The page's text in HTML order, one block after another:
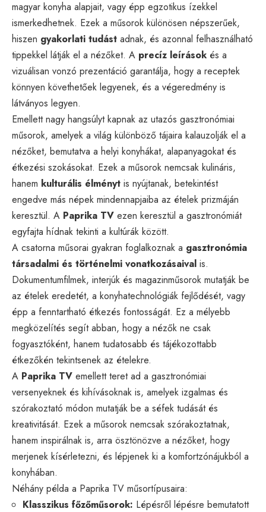
magyar konyha alapjait, vagy épp egzotikus ízekkel
ismerkedhetnek. Ezek a műsorok különösen népszerűek,
hiszen gyakorlati tudást adnak, és azonnal felhasználható
tippekkel látják el a nézőket. A precíz leírások és a
vizuálisan vonzó prezentáció garantálja, hogy a receptek
könnyen követhetőek legyenek, és a végeredmény is
látványos legyen.
Emellett nagy hangsúlyt kapnak az utazós gasztronómiai
műsorok, amelyek a világ különböző tájaira kalauzolják el a
nézőket, bemutatva a helyi konyhákat, alapanyagokat és
étkezési szokásokat. Ezek a műsorok nemcsak kulináris,
hanem kulturális élményt is nyújtanak, betekintést
engedve más népek mindennapjaiba az ételek prizmáján
keresztül. A Paprika TV ezen keresztül a gasztronómiát
egyfajta hídnak tekinti a kultúrák között.
A csatorna műsorai gyakran foglalkoznak a gasztronómia
társadalmi és történelmi vonatkozásaival is.
Dokumentumfilmek, interjúk és magazinműsorok mutatják be
az ételek eredetét, a konyhatechnológiák fejlődését, vagy
épp a fenntartható étkezés fontosságát. Ez a mélyebb
megközelítés segít abban, hogy a nézők ne csak
fogyasztóként, hanem tudatosabb és tájékozottabb
étkezőkén tekintsenek az ételekre.
A Paprika TV emellett teret ad a gasztronómiai
versenyeknek és kihívásoknak is, amelyek izgalmas és
szórakoztató módon mutatják be a séfek tudását és
kreativitását. Ezek a műsorok nemcsak szórakoztatnak,
hanem inspirálnak is, arra ösztönözve a nézőket, hogy
merjenek kísérletezni, és lépjenek ki a komfortzónájukból a
konyhában.
Néhány példa a Paprika TV műsortípusaira:
Klasszikus főzőműsorok: Lépésről lépésre bemutatott